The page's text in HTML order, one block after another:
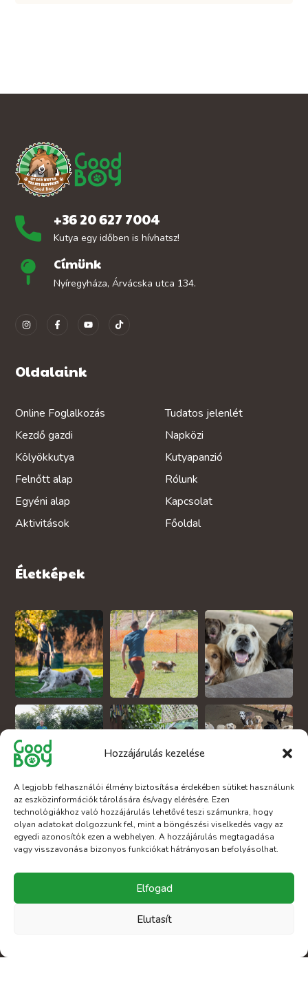
Hozzájárulás kezelése
A legjobb felhasználói élmény biztosítása érdekében sütiket használunk
az eszközinformációk tárolására és/vagy elérésére. Ezen
technológiákhoz való hozzájárulás lehetővé teszi számunkra, hogy
olyan adatokat dolgozzunk fel, mint a böngészési viselkedés vagy az
egyedi azonosítók ezen a webhelyen. A hozzájárulás megtagadása
vagy visszavonása bizonyos funkciókat hátrányosan befolyásolhat.
Elfogad
Elutasít
+36 20 627 7004
Kutya egy időben is hívhatsz!
Címünk
Nyíregyháza, Árvácska utca 134.
Oldalaink
Online Foglalkozás
Kezdő gazdi
Kölyökkutya
Felnőtt alap
Egyéni alap
Aktivitások
Tudatos jelenlét
Napközi
Kutyapanzió
Rólunk
Kapcsolat
Főoldal
Életképek
Nyitva vagyunk
Hét-Pén: